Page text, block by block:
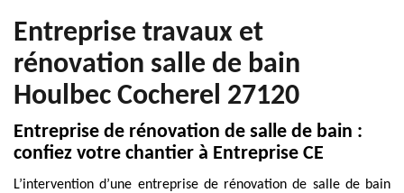
Entreprise travaux et
rénovation salle de bain
Houlbec Cocherel 27120
Entreprise de rénovation de salle de bain :
confiez votre chantier à Entreprise CE
L’intervention d’une entreprise de rénovation de salle de bain